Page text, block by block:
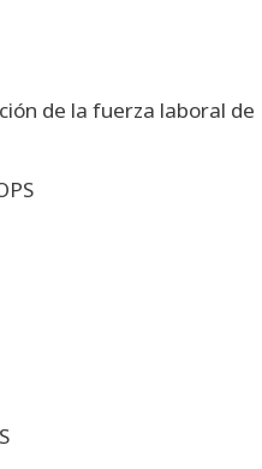
de la fuerza laboral de